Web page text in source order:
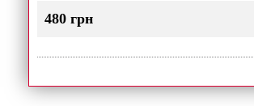
480 грн